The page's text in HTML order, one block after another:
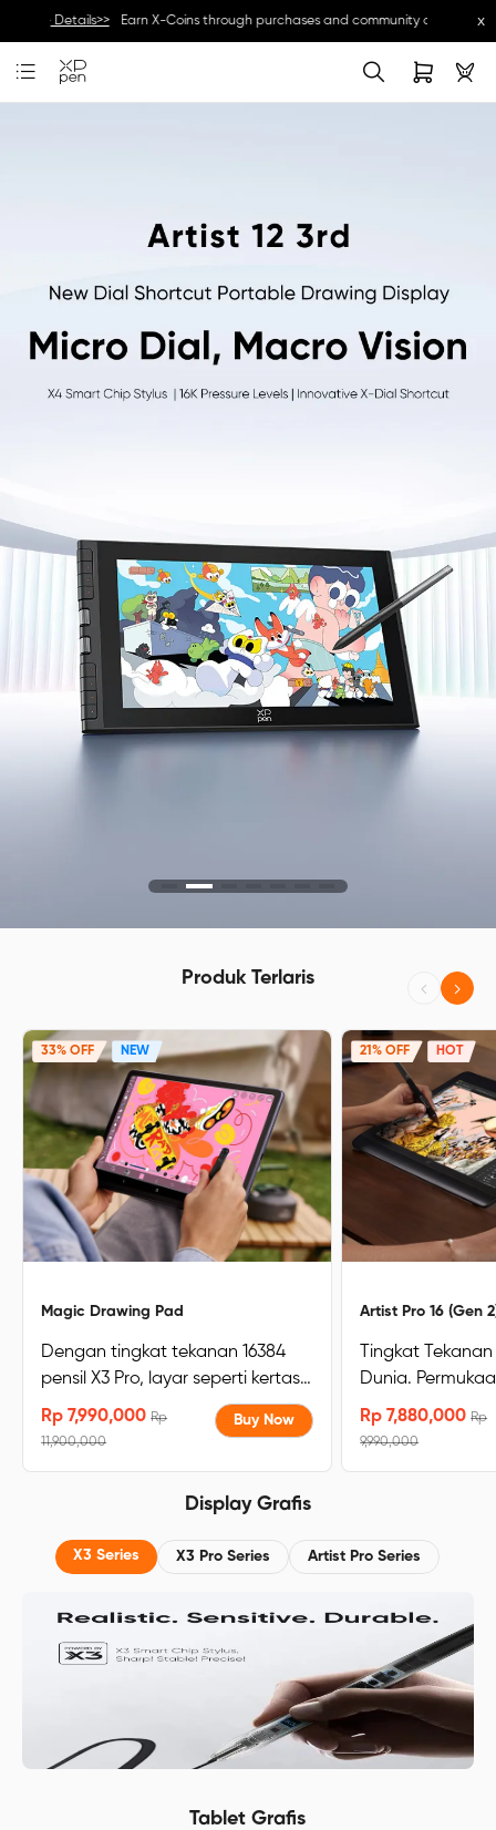
Details>> Earn X-Coins through purchases and community activities,x
Produk Terlaris
33% OFF NEW
Magic Drawing Pad
Dengan tingkat tekanan 16384
pensil X3 Pro, layar seperti kertas,
109% sRGB, resolusi layar 2160 x
1440 yang sepenuhnya
Baterai 8000mAh, Gratis
Membership 3 bulan di ibis Paint X
Rp 7,990,000 Rp
11,900,000
Buy Now
21% OFF HOT
Artist Pro 16 (Gen
Tingkat
Dunia.
Terbaik untuk
Bersertifikat
Rp 7,880,000 Rp
9,990,000
Display Grafis
X3 Series X3 Pro Series Artist Pro Series
Tablet Grafis